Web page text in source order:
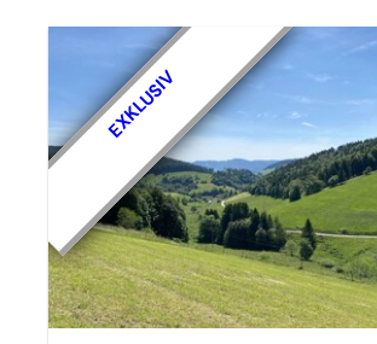
EXKLUSIV